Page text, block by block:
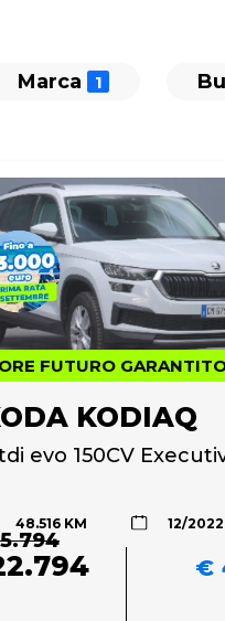
Marca
FUTURO
KODIAQ
evo 150CV
48.516 KM 12/2022
€